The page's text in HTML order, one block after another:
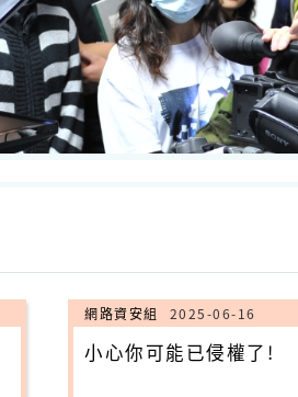
網路資安組 2025-06-16
小心你可能已侵權了!